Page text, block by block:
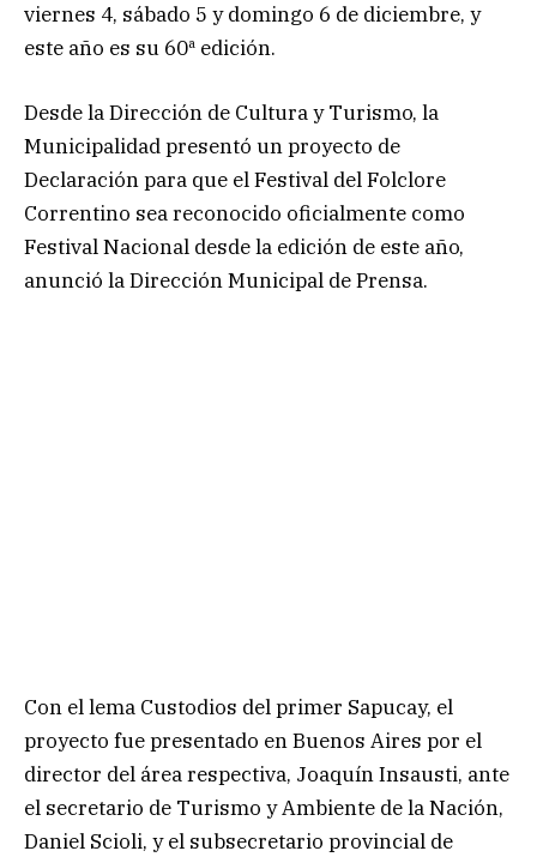
viernes 4, sábado 5 y domingo 6 de diciembre, y
este año es su 60ª edición.
Desde la Dirección de Cultura y Turismo, la
Municipalidad presentó un proyecto de
Declaración para que el Festival del Folclore
Correntino sea reconocido oficialmente como
Festival Nacional desde la edición de este año,
anunció la Dirección Municipal de Prensa.
Con el lema Custodios del primer Sapucay, el
proyecto fue presentado en Buenos Aires por el
director del área respectiva, Joaquín Insausti, ante
el secretario de Turismo y Ambiente de la Nación,
Daniel Scioli, y el subsecretario provincial de